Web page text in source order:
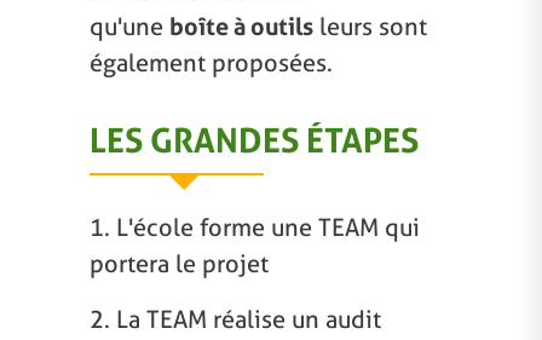
qu'une boîte à outils leurs sont
également proposées.
LES GRANDES ÉTAPES
1. L'école forme une TEAM qui
portera le projet
2. La TEAM réalise un audit